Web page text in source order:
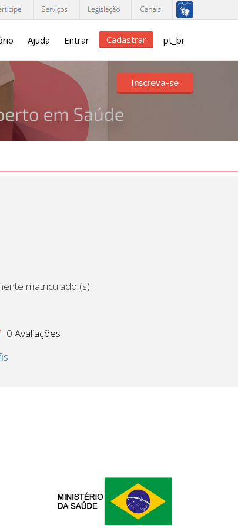
Ajuda Entrar Cadastrar pt_br
Inscreva-se
matriculado (s)
0 Avaliações